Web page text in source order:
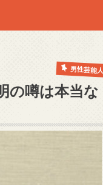
男性芸能人
の噂は本当な